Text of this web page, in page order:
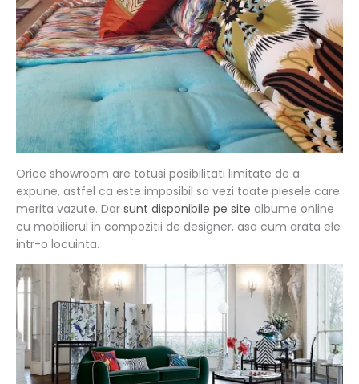
Orice showroom are totusi posibilitati limitate de a
expune, astfel ca este imposibil sa vezi toate piesele care
merita vazute. Dar sunt disponibile pe site albume online
cu mobilierul in compozitii de designer, asa cum arata ele
intr-o locuinta.